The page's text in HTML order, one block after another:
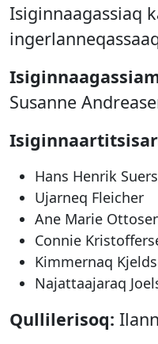
Isiginnaagassiaq
Susanne
Hans Henrik
Ujarneq Fleicher
Ane Marie
Connie
Kimmernaq
Najattaajaraq
Qullilerisoq: